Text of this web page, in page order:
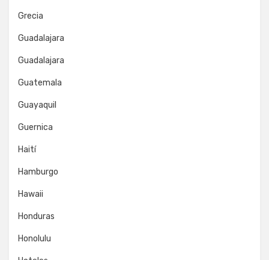
Grecia
Guadalajara
Guadalajara
Guatemala
Guayaquil
Guernica
Haití
Hamburgo
Hawaii
Honduras
Honolulu